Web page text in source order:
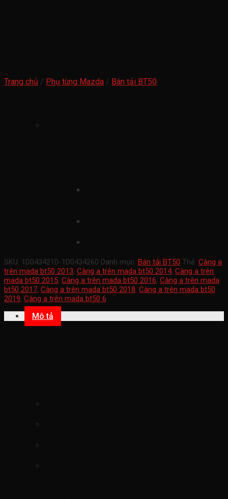
Trang chủ / Phụ tùng Mazda / Bán tải BT50
SKU: 1D0434210-1D0434260 Danh mục: Bán tải BT50 Thẻ: Càng a
trên mada bt50 2013, Càng a trên mada bt50 2014, Càng a trên
mada bt50 2015, Càng a trên mada bt50 2016, Càng a trên mada
bt50 2017, Càng a trên mada bt50 2018, Càng a trên mada bt50
2019, Càng a trên mada bt50 6
Mô tả